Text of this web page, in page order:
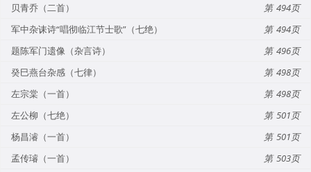
贝青乔（二首）
494
军中杂诔诗“唱彻临江节士歌”（七绝）
494
题陈军门遗像（杂言诗）
496
癸巳燕台杂感（七律）
498
左宗棠（一首）
498
左公柳（七绝）
501
杨昌濬（一首）
501
孟传璿（一首）
503